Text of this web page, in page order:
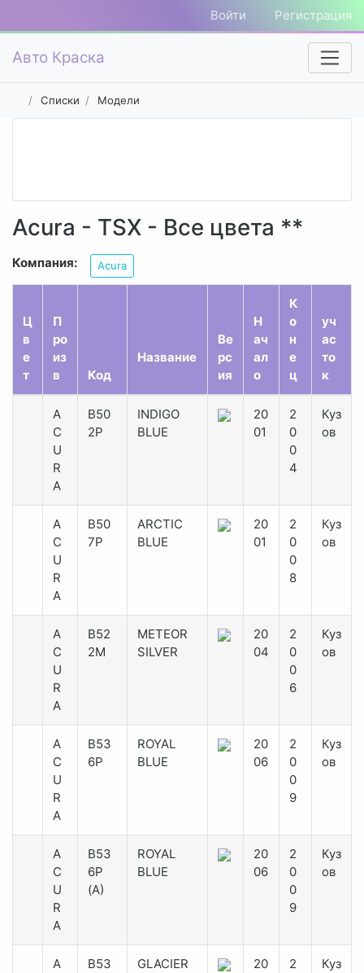
Войти Регистрация
Авто Краска
Списки Модели
Acura - TSX - Все цвета **
Компания: Acura
Ц
в
е
т
П
ро
из
в
Код
Название
Ве
рс
ия
Н
ач
ал
о
К
о
н
е
ц
уч
ас
то
к
A
C
U
R
A
B50
2P
INDIGO
BLUE
20
01
2
0
0
4
Куз
ов
A
C
U
R
A
B50
7P
ARCTIC
BLUE
20
01
2
0
0
8
Куз
ов
A
C
U
R
A
B52
2M
METEOR
SILVER
20
04
2
0
0
6
Куз
ов
A
C
U
R
A
B53
6P
ROYAL
BLUE
20
06
2
0
0
9
Куз
ов
A
C
U
R
A
B53
6P
(A)
ROYAL
BLUE
20
06
2
0
0
9
Куз
ов
A
B53
GLACIER
20
2
Куз